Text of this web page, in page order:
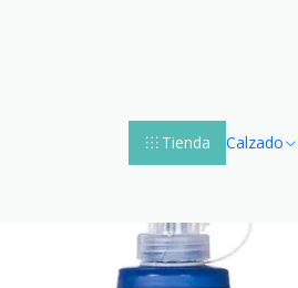
Tienda Calzado